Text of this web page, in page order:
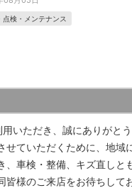
点検・メンテナンス
いただき、誠にありがと
ていただくために、地
車検・整備、キズ直し
様のご来店をお待ちして